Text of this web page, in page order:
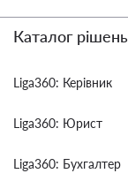
Каталог рішень
Liga360: Керівник
Liga360: Юрист
Liga360: Бухгалтер